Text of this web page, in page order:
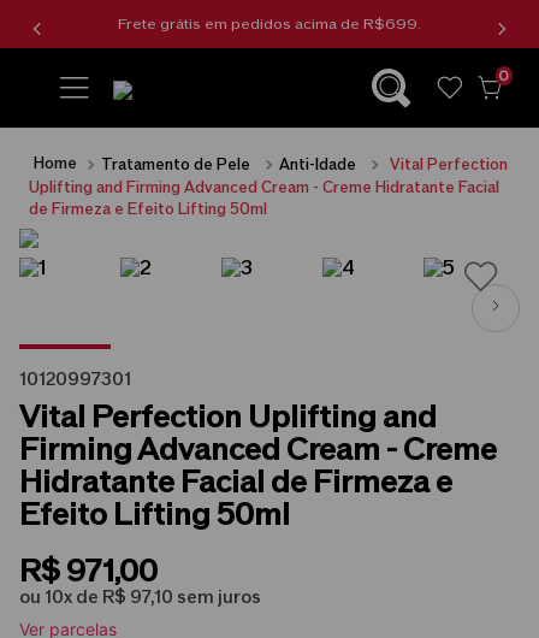
Frete grátis em pedidos acima de R$699.
wishlist0
Tratamento de Pele Anti-Idade
Vital Perfection
Uplifting and Firming Advanced Cream - Creme Hidratante Facial
de Firmeza e Efeito Lifting 50ml
10120997301
Vital Perfection Uplifting and
Firming Advanced Cream - Creme
Hidratante Facial de Firmeza e
Efeito Lifting 50ml
R$ 971,00
ou 10x de R$ 97,10 sem juros
Ver parcelas